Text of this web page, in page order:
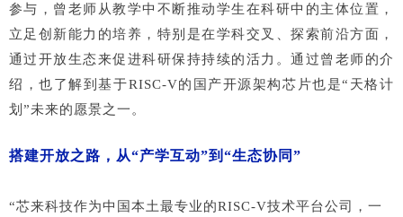
参与，曾老师从教学中不断推动学生在科研中的主体位置，
立足创新能力的培养，特别是在学科交叉、探索前沿方面，
通过开放生态来促进科研保持持续的活力。通过曾老师的介
绍，也了解到基于RISC-V的国产开源架构芯片也是“天格计
划”未来的愿景之一。
搭建开放之路，从“产学互动”到“生态协同”
“芯来科技作为中国本土最专业的RISC-V技术平台公司，一